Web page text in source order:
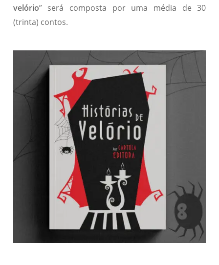
velório” será composta por uma média de 30
(trinta) contos.